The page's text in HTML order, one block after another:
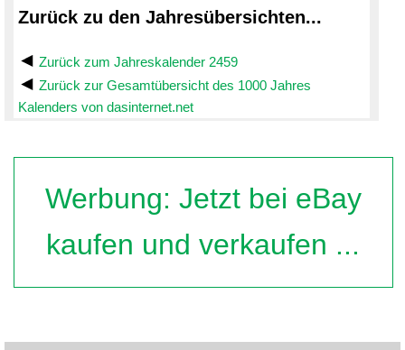
Zurück zu den Jahresübersichten...
Zurück zum Jahreskalender 2459
Zurück zur Gesamtübersicht des 1000 Jahres
Kalenders von dasinternet.net
Werbung: Jetzt bei eBay
kaufen und verkaufen ...